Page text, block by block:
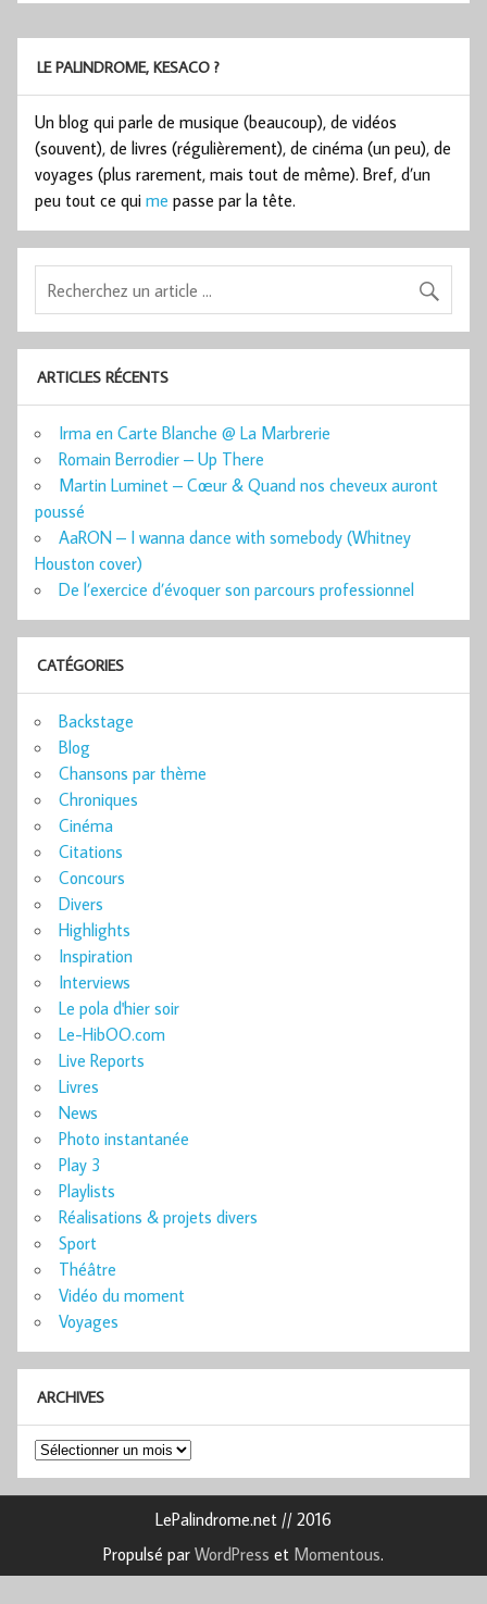
LE PALINDROME, KESACO ?
Un blog qui parle de musique (beaucoup), de vidéos
(souvent), de livres (régulièrement), de cinéma (un peu), de
voyages (plus rarement, mais tout de même). Bref, d’un
peu tout ce qui me passe par la tête.
ARTICLES RÉCENTS
Irma en Carte Blanche @ La Marbrerie
Romain Berrodier – Up There
Martin Luminet – Cœur & Quand nos cheveux auront
poussé
AaRON – I wanna dance with somebody (Whitney
Houston cover)
De l’exercice d’évoquer son parcours professionnel
CATÉGORIES
Backstage
Blog
Chansons par thème
Chroniques
Cinéma
Citations
Concours
Divers
Highlights
Inspiration
Interviews
Le pola d'hier soir
Le-HibOO.com
Live Reports
Livres
News
Photo instantanée
Play 3
Playlists
Réalisations & projets divers
Sport
Théâtre
Vidéo du moment
Voyages
ARCHIVES
Archives
LePalindrome.net // 2016
Propulsé par WordPress et Momentous.